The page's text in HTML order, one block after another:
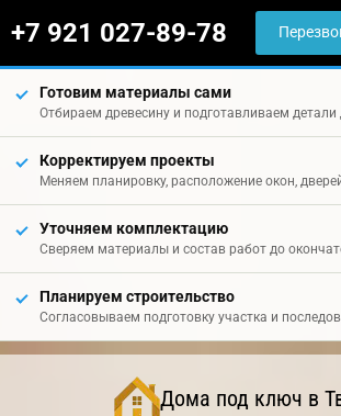
+7 921 027-89-78
Готовим материалы сами
Отбираем древесину и подготавливаем
Корректируем проекты
Меняем планировку, расположение окон,
Уточняем комплектацию
Сверяем материалы и состав работ до
Планируем строительство
Согласовываем подготовку участка и
Дома под ключ в